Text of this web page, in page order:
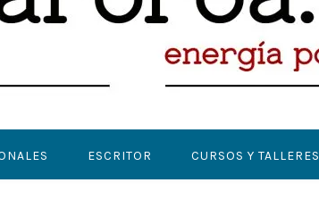
ESCRITOR CURSOS Y TALLERES